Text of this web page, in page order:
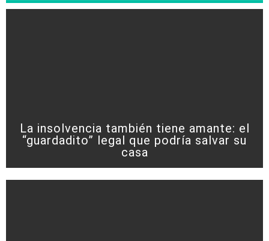
La insolvencia también tiene amante: el
“guardadito” legal que podría salvar su
casa